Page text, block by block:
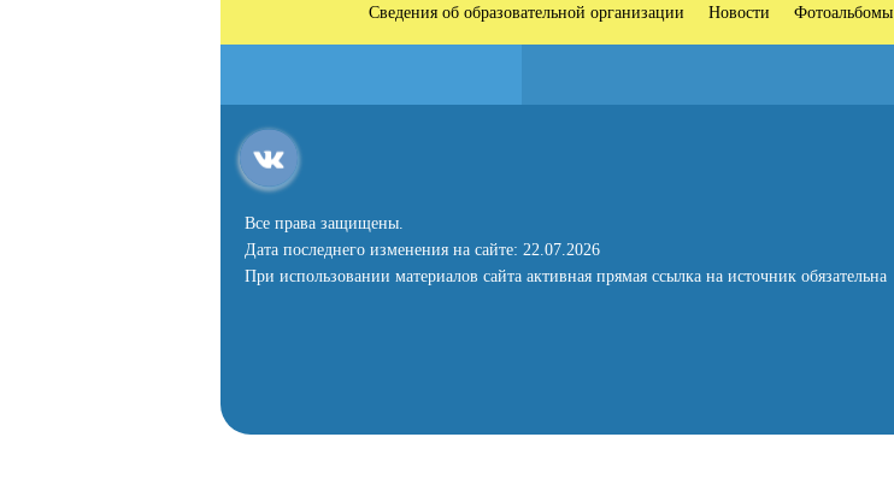
Сведения об образовательной организации Новости Фотоальбомы
Все права защищены.
Дата последнего изменения на сайте: 22.07.2026
При использовании материалов сайта активная прямая ссылка на источник обязательна